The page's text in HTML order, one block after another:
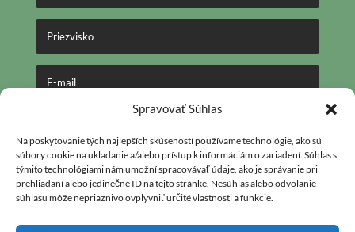
Spravovať Súhlas
Na poskytovanie tých najlepších skúseností používame technológie, ako sú
súbory cookie na ukladanie a/alebo prístup k informáciám o zariadení. Súhlas s
týmito technológiami nám umožní spracovávať údaje, ako je správanie pri
prehliadaní alebo jedinečné ID na tejto stránke. Nesúhlas alebo odvolanie
súhlasu môže nepriaznivo ovplyvniť určité vlastnosti a funkcie.
Otváracie hodiny: